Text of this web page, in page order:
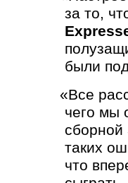
за то,
были
«Все
чего мы
сборной
таких
что